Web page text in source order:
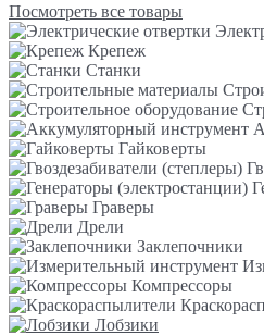
Посмотреть все товары
Крепеж
Станки
Гайковерты
Граверы
Дрели
Заклепочники
Компрессоры
Лобзики